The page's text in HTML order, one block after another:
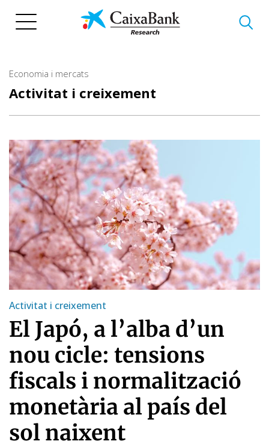
Economia i mercats
Activitat i creixement
Activitat i creixement
El Japó, a l’alba d’un
nou cicle: tensions
fiscals i normalització
monetària al país del
sol naixent